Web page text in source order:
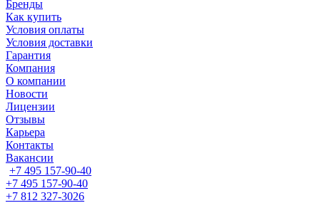
Бренды
Как купить
Условия оплаты
Условия доставки
Гарантия
Компания
О компании
Новости
Лицензии
Отзывы
Карьера
Контакты
Вакансии
+7 495 157-90-40
+7 495 157-90-40
+7 812 327-3026